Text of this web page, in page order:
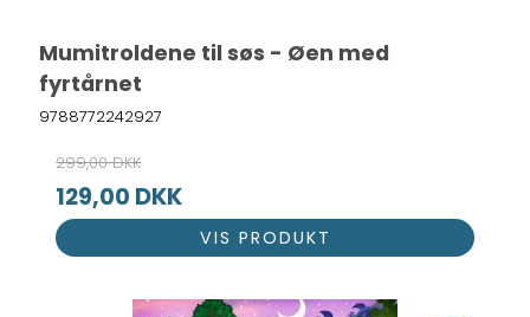
Mumitroldene til søs - Øen med
fyrtårnet
9788772242927
299,00 DKK
129,00 DKK
VIS PRODUKT